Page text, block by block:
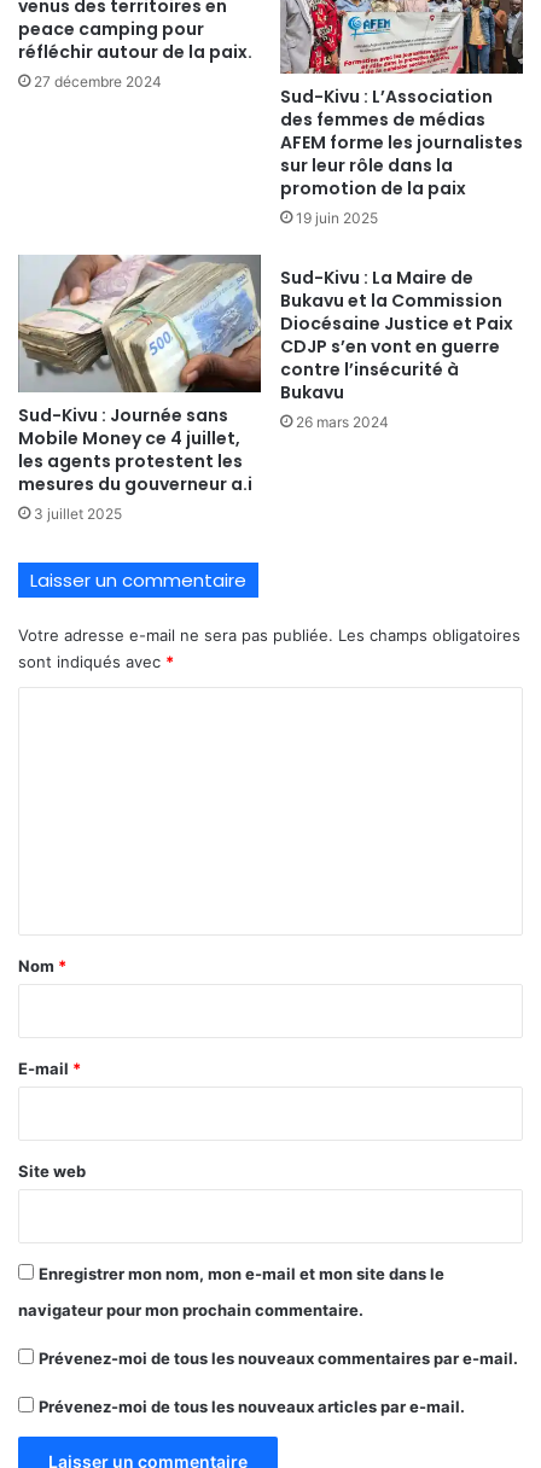
venus des territoires en
peace camping pour
réfléchir autour de la paix.
27 décembre 2024
Sud-Kivu : L’Association
des femmes de médias
AFEM forme les journalistes
sur leur rôle dans la
promotion de la paix
19 juin 2025
Sud-Kivu : Journée sans
Mobile Money ce 4 juillet,
les agents protestent les
mesures du gouverneur a.i
3 juillet 2025
Sud-Kivu : La Maire de
Bukavu et la Commission
Diocésaine Justice et Paix
CDJP s’en vont en guerre
contre l’insécurité à
Bukavu
26 mars 2024
Laisser un commentaire
Votre adresse e-mail ne sera pas publiée. Les champs obligatoires
sont indiqués avec *
a
e
Nom *
E-mail *
Site web
Enregistrer mon nom, mon e-mail et mon site dans le
navigateur pour mon prochain commentaire.
Prévenez-moi de tous les nouveaux commentaires par e-mail.
Prévenez-moi de tous les nouveaux articles par e-mail.